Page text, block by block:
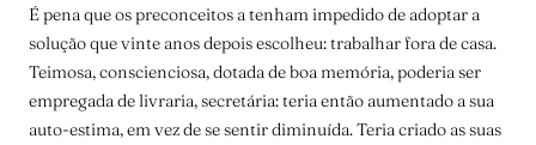
É pena que os preconceitos a tenham impedido de adoptar a
solução que vinte anos depois escolheu: trabalhar fora de casa.
Teimosa, conscienciosa, dotada de boa memória, poderia ser
empregada de livraria, secretária: teria então aumentado a sua
auto-estima, em vez de se sentir diminuída. Teria criado as suas